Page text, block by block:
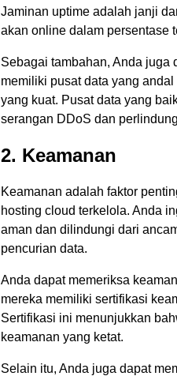
Jaminan uptime adalah janji
akan online dalam persentase
Sebagai tambahan, Anda juga
memiliki pusat data yang
yang kuat. Pusat data yang
serangan DDoS dan
2. Keamanan
Keamanan adalah faktor
hosting cloud terkelola. Anda
aman dan dilindungi dari
pencurian data.
Anda dapat memeriksa
mereka memiliki sertifikasi
Sertifikasi ini menunjukkan
keamanan yang ketat.
Selain itu, Anda juga dapat